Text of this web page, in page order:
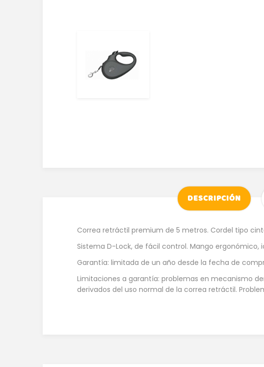
DESCRIPCIÓN
Correa retráctil premium de 5 metros. Cordel tipo
Sistema D-Lock, de fácil control. Mango ergonómico,
Garantía: limitada de un año desde la fecha de
Limitaciones a garantía: problemas en mecanismo
derivados del uso normal de la correa retráctil.